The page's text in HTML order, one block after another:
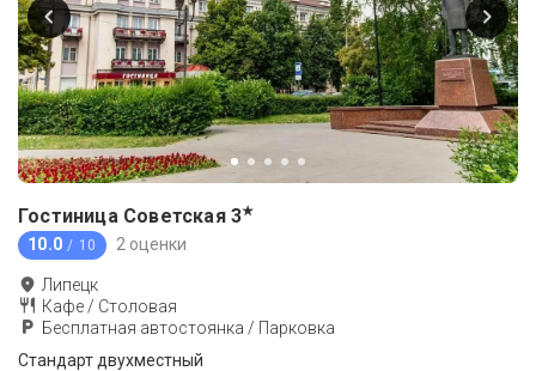
Гостиница Советская 3★
10.0 / 10 2 оценки
Липецк
Кафе / Столовая
Бесплатная автостоянка / Парковка
Стандарт двухместный